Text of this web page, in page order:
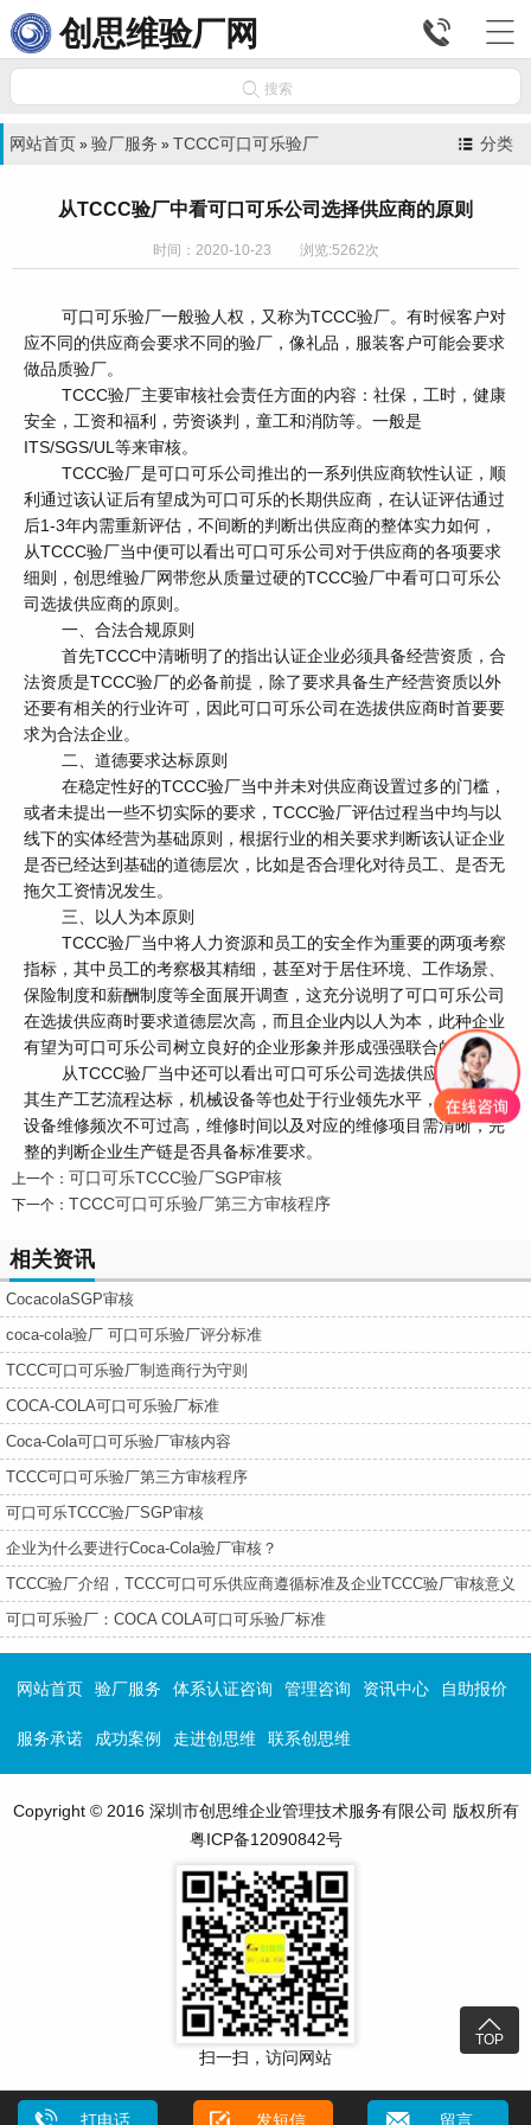
创思维验厂网 

 搜索
分类
网站首页 » 验厂服务 » TCCC可口可乐验厂
从TCCC验厂中看可口可乐公司选择供应商的原则
时间：2020-10-23 浏览:5262次
可口可乐验厂一般验人权，又称为TCCC验厂。有时候客户对
应不同的供应商会要求不同的验厂，像礼品，服装客户可能会要求
做品质验厂。
TCCC验厂主要审核社会责任方面的内容：社保，工时，健康
安全，工资和福利，劳资谈判，童工和消防等。一般是
ITS/SGS/UL等来审核。
TCCC验厂是可口可乐公司推出的一系列供应商软性认证，顺
利通过该认证后有望成为可口可乐的长期供应商，在认证评估通过
后1-3年内需重新评估，不间断的判断出供应商的整体实力如何，
从TCCC验厂当中便可以看出可口可乐公司对于供应商的各项要求
细则，创思维验厂网带您从质量过硬的TCCC验厂中看可口可乐公
司选拔供应商的原则。
一、合法合规原则
首先TCCC中清晰明了的指出认证企业必须具备经营资质，合
法资质是TCCC验厂的必备前提，除了要求具备生产经营资质以外
还要有相关的行业许可，因此可口可乐公司在选拔供应商时首要要
求为合法企业。
二、道德要求达标原则
在稳定性好的TCCC验厂当中并未对供应商设置过多的门槛，
或者未提出一些不切实际的要求，TCCC验厂评估过程当中均与以
线下的实体经营为基础原则，根据行业的相关要求判断该认证企业
是否已经达到基础的道德层次，比如是否合理化对待员工、是否无
拖欠工资情况发生。
三、以人为本原则
TCCC验厂当中将人力资源和员工的安全作为重要的两项考察
指标，其中员工的考察极其精细，甚至对于居住环境、工作场景、
保险制度和薪酬制度等全面展开调查，这充分说明了可口可乐公司
在选拔供应商时要求道德层次高，而且企业内以人为本，此种企业
有望为可口可乐公司树立良好的企业形象并形成强强联合的优势。
从TCCC验厂当中还可以看出可口可乐公司选拔供应商时要求
其生产工艺流程达标，机械设备等也处于行业领先水平，首先机械
设备维修频次不可过高，维修时间以及对应的维修项目需清晰，完
整的判断企业生产链是否具备标准要求。
上一个： 可口可乐TCCC验厂SGP审核
下一个： TCCC可口可乐验厂第三方审核程序
相关资讯
CocacolaSGP审核
coca-cola验厂 可口可乐验厂评分标准
TCCC可口可乐验厂制造商行为守则
COCA-COLA可口可乐验厂标准
Coca-Cola可口可乐验厂审核内容
TCCC可口可乐验厂第三方审核程序
可口可乐TCCC验厂SGP审核
企业为什么要进行Coca-Cola验厂审核？
TCCC验厂介绍，TCCC可口可乐供应商遵循标准及企业TCCC验厂审核意义
可口可乐验厂：COCA COLA可口可乐验厂标准

TOP
网站首页 验厂服务 体系认证咨询 管理咨询 资讯中心 自助报价
服务承诺 成功案例 走进创思维 联系创思维
Copyright © 2016 深圳市创思维企业管理技术服务有限公司 版权所有
粤ICP备12090842号
扫一扫，访问网站
打电话 发短信 留言